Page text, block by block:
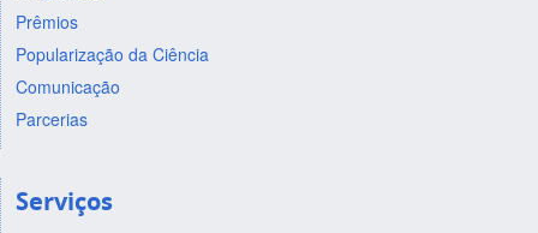
Prêmios
Popularização da Ciência
Comunicação
Parcerias
Serviços